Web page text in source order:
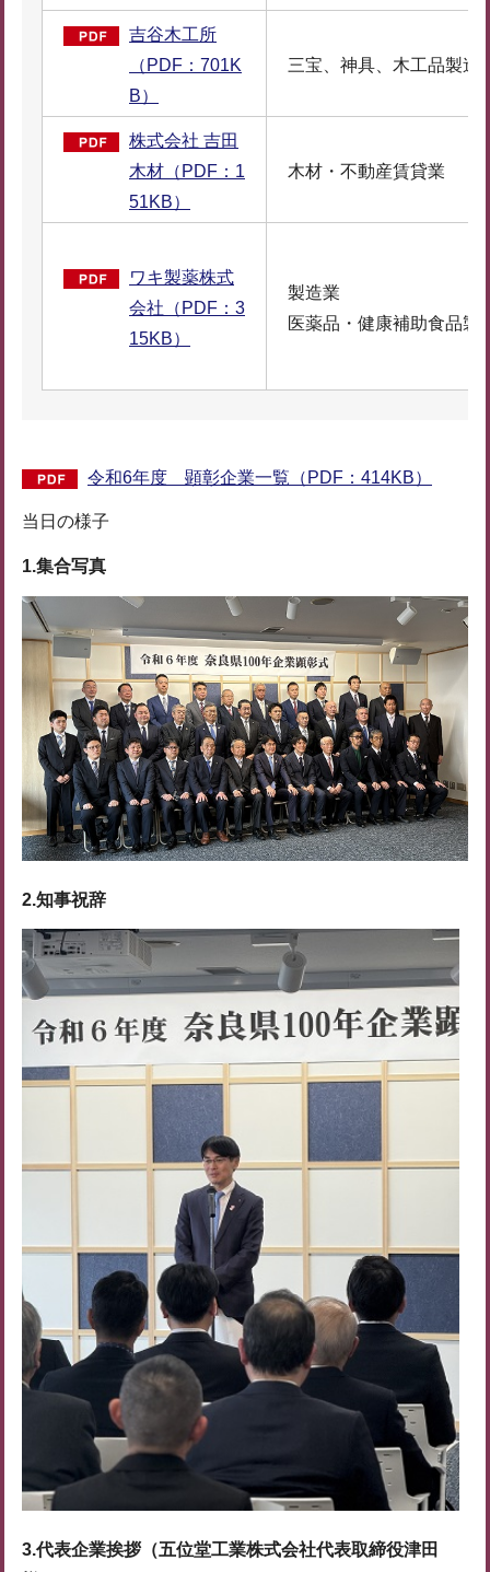
吉谷木工所
（PDF：701K
B）
三宝、神具、木工品製造
株式会社 吉田
木材（PDF：1
51KB）
木材・不動産賃貸業
ワキ製薬株式
会社（PDF：3
15KB）
製造業
医薬品・健康補助食品製
令和6年度 顕彰企業一覧（PDF：414KB）
当日の様子
1.集合写真
2.知事祝辞
3.代表企業挨拶（五位堂工業株式会社代表取締役津田